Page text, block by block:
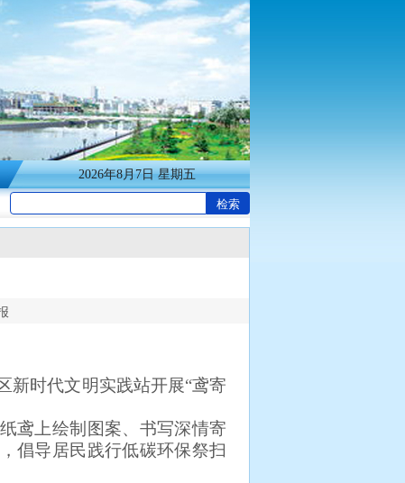
2026年8月7日 星期五
时代文明实践站开展“鸢寄
鸢上绘制图案、书写深情寄
倡导居民践行低碳环保祭扫